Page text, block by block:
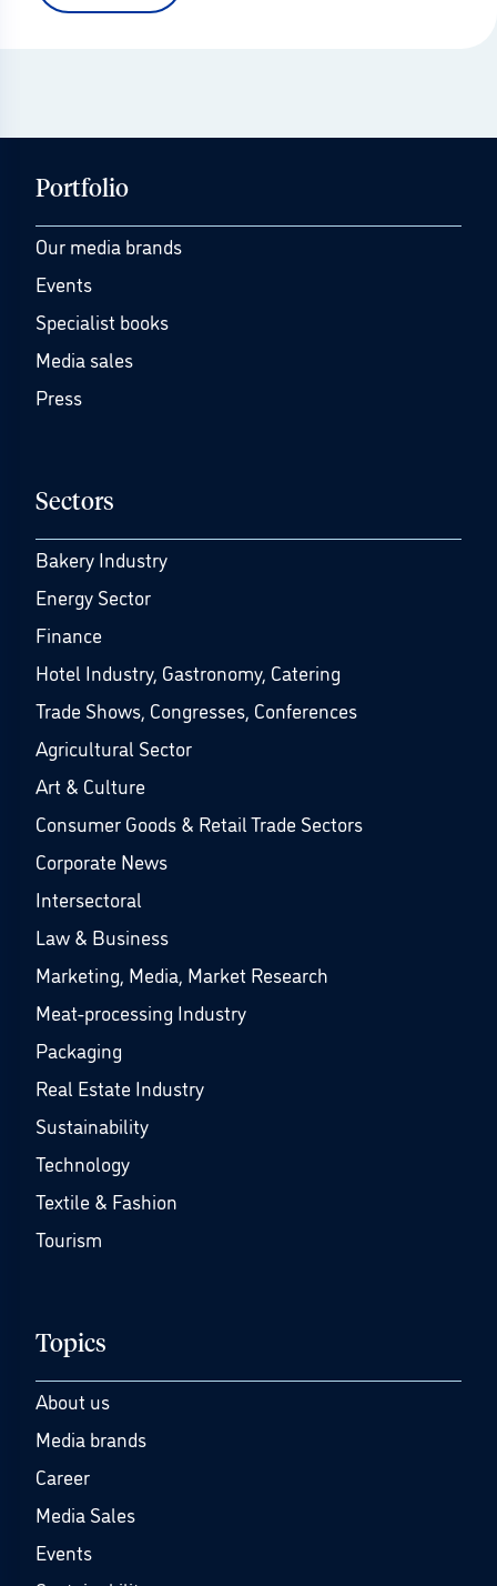
Portfolio
Our media brands
Events
Specialist books
Media sales
Press
Sectors
Bakery Industry
Energy Sector
Finance
Hotel Industry, Gastronomy, Catering
Trade Shows, Congresses, Conferences
Agricultural Sector
Art & Culture
Consumer Goods & Retail Trade Sectors
Corporate News
Intersectoral
Law & Business
Marketing, Media, Market Research
Meat-processing Industry
Packaging
Real Estate Industry
Sustainability
Technology
Textile & Fashion
Tourism
Topics
About us
Media brands
Career
Media Sales
Events